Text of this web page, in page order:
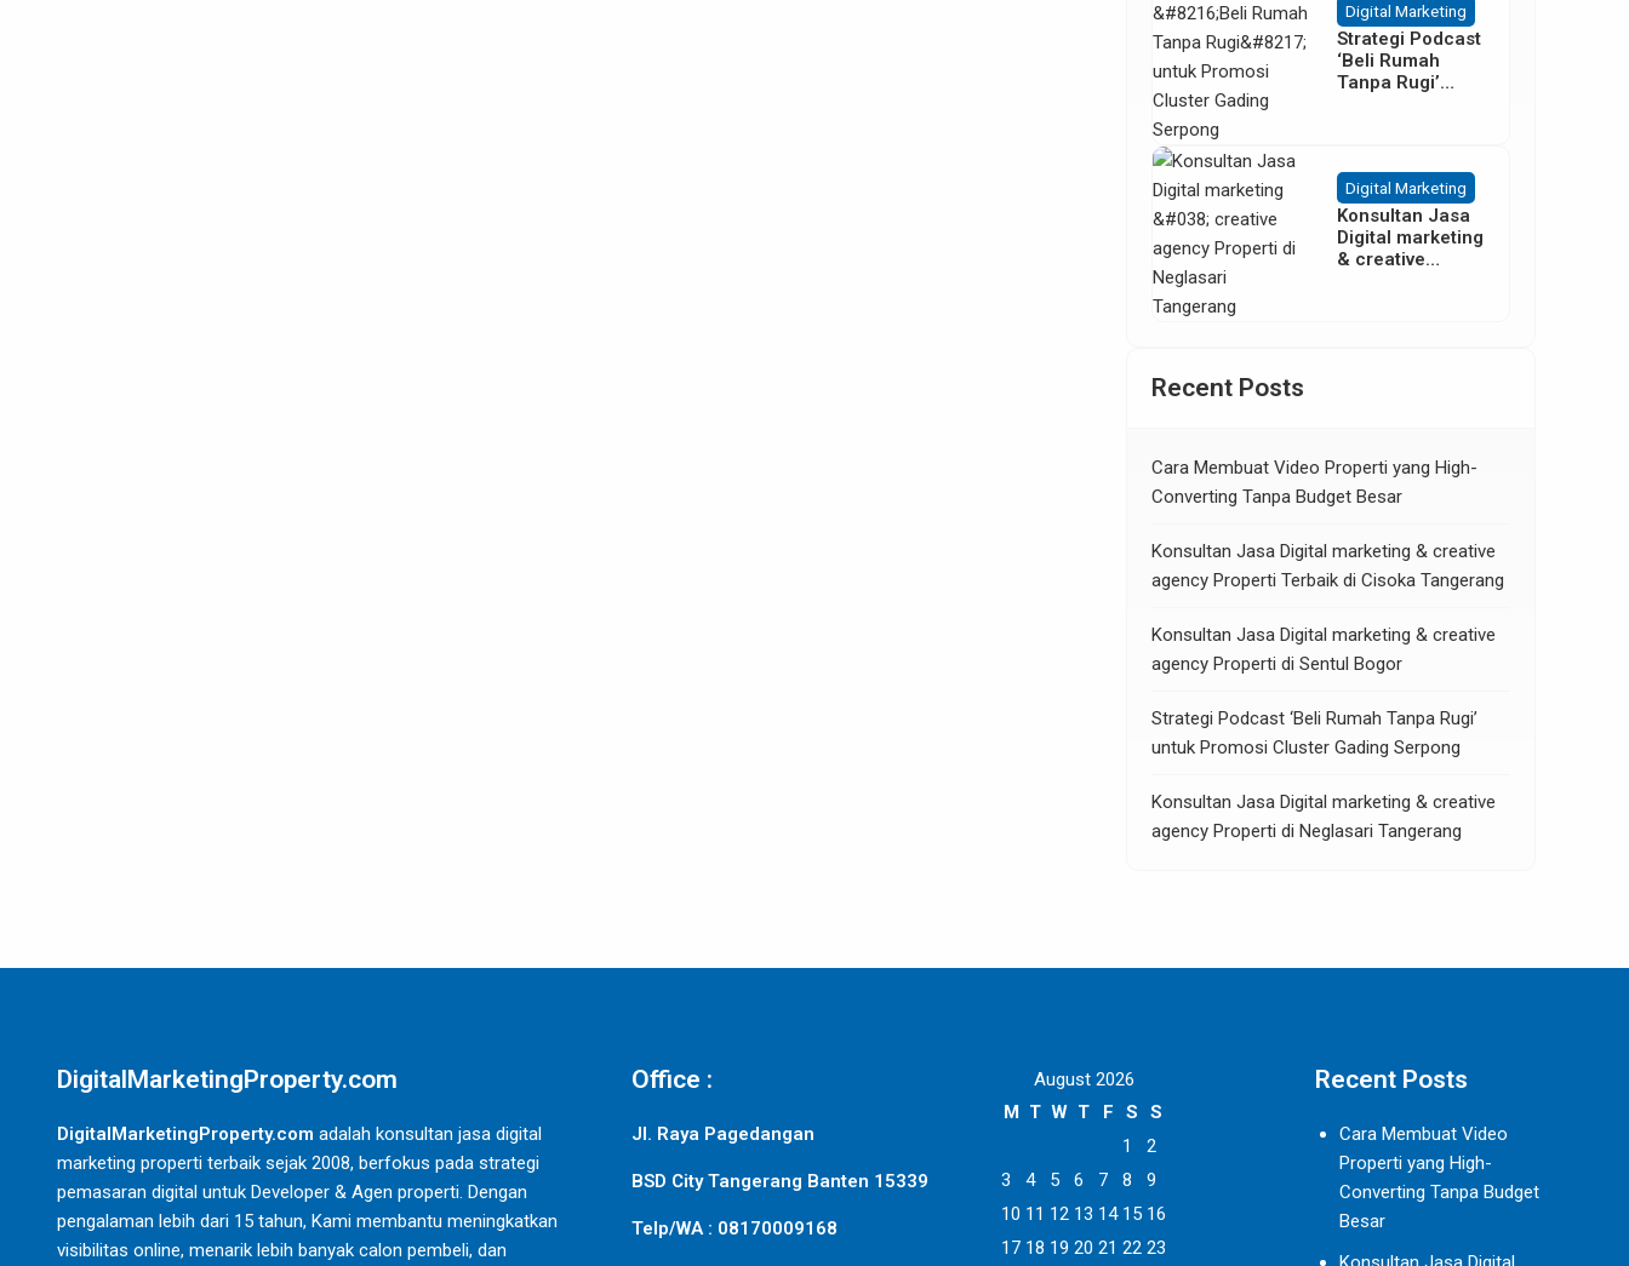
Digital Marketing
Strategi Podcast
‘Beli Rumah
Tanpa Rugi’
Digital Marketing
Konsultan Jasa
Digital marketing
& creative
Recent Posts
Cara Membuat Video Properti yang High-
Converting Tanpa Budget Besar
Konsultan Jasa Digital marketing & creative
agency Properti Terbaik di Cisoka Tangerang
Konsultan Jasa Digital marketing & creative
agency Properti di Sentul Bogor
Strategi Podcast ‘Beli Rumah Tanpa Rugi’
untuk Promosi Cluster Gading Serpong
Konsultan Jasa Digital marketing & creative
agency Properti di Neglasari Tangerang
DigitalMarketingProperty.com
DigitalMarketingProperty.com adalah konsultan jasa digital
marketing properti terbaik sejak 2008, berfokus pada strategi
pemasaran digital untuk Developer & Agen properti. Dengan
pengalaman lebih dari 15 tahun, Kami membantu meningkatkan
visibilitas online, menarik lebih banyak calon pembeli, dan
Office :
Jl. Raya Pagedangan
BSD City Tangerang Banten 15339
Telp/WA : 08170009168
August 2026
M T W T F S
S
1
2
3
4 5 6 7 8
9
10 11 12 13 14 15 16
17 18 19 20 21 22 23
Recent Posts
Cara Membuat Video
Properti yang High-
Converting Tanpa Budget
Besar